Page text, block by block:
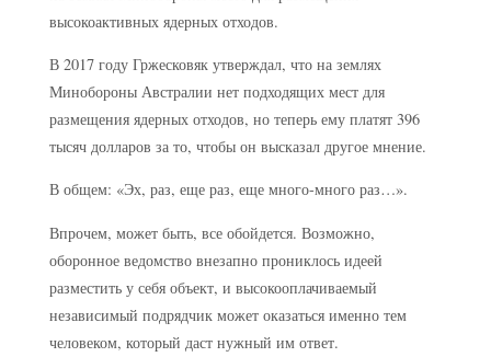
высокоактивных ядерных отходов.
В 2017 году Гржесковяк утверждал, что на землях
Минобороны Австралии нет подходящих мест для
размещения ядерных отходов, но теперь ему платят 396
тысяч долларов за то, чтобы он высказал другое мнение.
В общем: «Эх, раз, еще раз, еще много-много раз…».
Впрочем, может быть, все обойдется. Возможно,
оборонное ведомство внезапно прониклось идеей
разместить у себя объект, и высокооплачиваемый
независимый подрядчик может оказаться именно тем
человеком, который даст нужный им ответ.